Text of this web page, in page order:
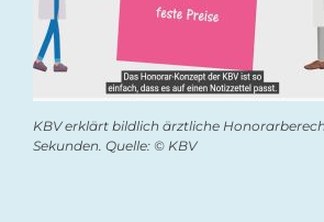
KBV erklärt bildlich ärztliche
Sekunden. Quelle: © KBV